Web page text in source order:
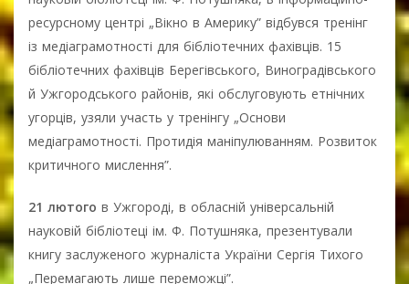
ресурсному центрі „Вікно в Америку” відбувся тренінг
із медіаграмотності для бібліотечних фахівців. 15
бібліотечних фахівців Берегівського, Виноградівського
й Ужгородського районів, які обслуговують етнічних
угорців, узяли участь у тренінгу „Основи
медіаграмотності. Протидія маніпулюванням. Розвиток
критичного мислення”.
21 лютого в Ужгороді, в обласній універсальній
науковій бібліотеці ім. Ф. Потушняка, презентували
книгу заслуженого журналіста України Сергія Тихого
„Перемагають лише переможці”.